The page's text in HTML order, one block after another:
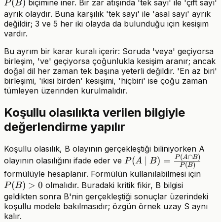
P(B) biçimine iner. Bir zar atışında 'tek sayı' ile 'çift sayı'
ayrık olaydır. Buna karşılık 'tek sayı' ile 'asal sayı' ayrık
değildir; 3 ve 5 her iki olayda da bulunduğu için kesişim
vardır.
Bu ayrım bir karar kuralı içerir: Soruda 'veya' geçiyorsa
birleşim, 've' geçiyorsa çoğunlukla kesişim aranır; ancak
doğal dil her zaman tek başına yeterli değildir. 'En az biri'
birleşimi, 'ikisi birden' kesişimi, 'hiçbiri' ise çoğu zaman
tümleyen üzerinden kurulmalıdır.
Koşullu olasılıkta verilen bilgiyle
değerlendirme yapılır
Koşullu olasılık, B olayının gerçekleştiği biliniyorken A
olayının olasılığını ifade eder ve P(A\mid
B)=\frac{P(A\cap
B)}{P(B)}
P(A B) = P(B)
P(A∩B)
formülüyle hesaplanır. Formülün kullanılabilmesi için
P(B) > 0 olmalıdır. Buradaki kritik fikir, B bilgisi
geldikten sonra B'nin gerçekleştiği sonuçlar üzerindeki
koşullu modele bakılmasıdır; özgün örnek uzay S aynı
kalır.